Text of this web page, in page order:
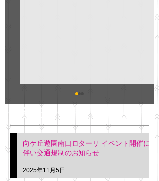
明日(11月6日)午後3時～5
階会議室にてGOの説明会
を行います。 神奈川個人
タクシー協同組合 専務 佐
久間
最新記事
向ケ丘遊園南口ロターリ イベント開催に
伴い交通規制のお知らせ
2025年11月5日